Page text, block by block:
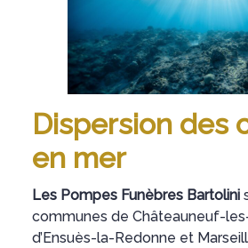
Dispersion des
en mer
Les Pompes Funèbres Bartolini
communes de Châteauneuf-
d’Ensuès-la-Redonne et